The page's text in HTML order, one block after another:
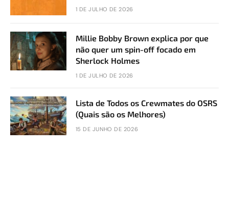
1 DE JULHO DE 2026
Millie Bobby Brown explica por que
não quer um spin-off focado em
Sherlock Holmes
1 DE JULHO DE 2026
Lista de Todos os Crewmates do OSRS
(Quais são os Melhores)
15 DE JUNHO DE 2026